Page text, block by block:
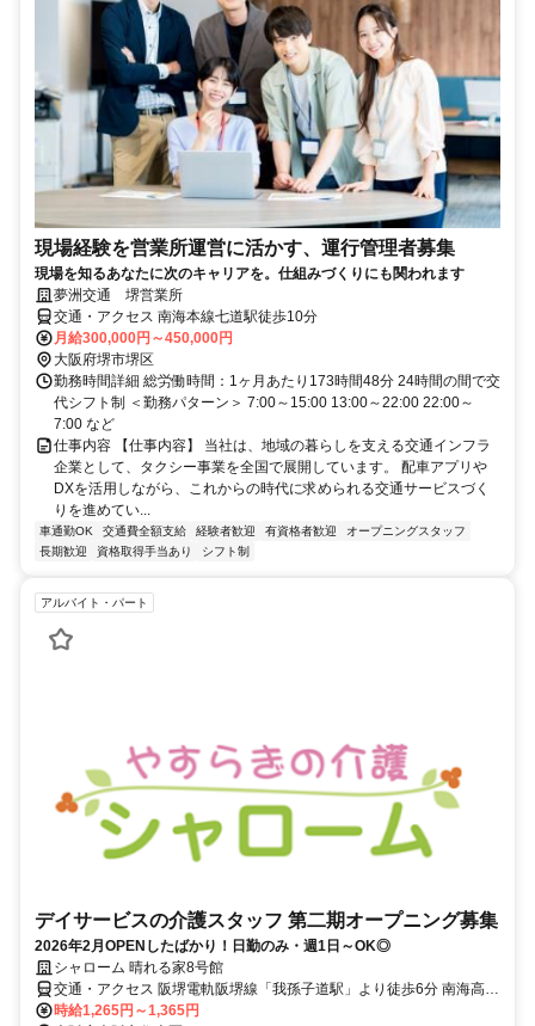
現場経験を営業所運営に活かす、運行管理者募集
現場を知るあなたに次のキャリアを。仕組みづくりにも関われます
夢洲交通 堺営業所
交通・アクセス 南海本線七道駅徒歩10分
月給300,000円～450,000円
大阪府堺市堺区
勤務時間詳細 総労働時間：1ヶ月あたり173時間48分 24時間の間で交
代シフト制 ＜勤務パターン＞ 7:00～15:00 13:00～22:00 22:00～
7:00 など
仕事内容 【仕事内容】 当社は、地域の暮らしを支える交通インフラ
企業として、タクシー事業を全国で展開しています。 配車アプリや
DXを活用しながら、これからの時代に求められる交通サービスづく
りを進めてい...
車通勤OK 交通費全額支給 経験者歓迎 有資格者歓迎
オープニングスタッフ
長期歓迎
資格取得手当あり シフト制
アルバイト・パート
デイサービスの介護スタッフ 第二期オープニング募集
2026年2月OPENしたばかり！日勤のみ・週1日～OK◎
シャローム 晴れる家8号館
交通・アクセス 阪堺電軌阪堺線「我孫子道駅」より徒歩6分 南海高野
線「我孫子前駅」より徒歩8分
時給1,265円～1,365円